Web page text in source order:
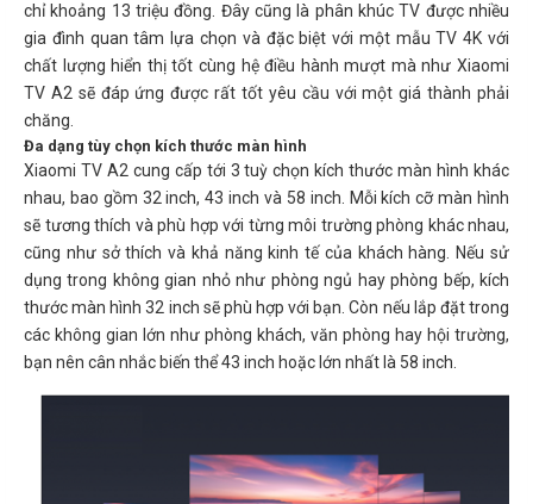
chỉ khoảng 13 triệu đồng. Đây cũng là phân khúc TV được nhiều
gia đình quan tâm lựa chọn và đặc biệt với một mẫu TV 4K với
chất lượng hiển thị tốt cùng hệ điều hành mượt mà như Xiaomi
TV A2 sẽ đáp ứng được rất tốt yêu cầu với một giá thành phải
chăng.
Đa dạng tùy chọn kích thước màn hình
Xiaomi TV A2 cung cấp tới 3 tuỳ chọn kích thước màn hình khác
nhau, bao gồm 32 inch, 43 inch và 58 inch. Mỗi kích cỡ màn hình
sẽ tương thích và phù hợp với từng môi trường phòng khác nhau,
cũng như sở thích và khả năng kinh tế của khách hàng. Nếu sử
dụng trong không gian nhỏ như phòng ngủ hay phòng bếp, kích
thước màn hình 32 inch sẽ phù hợp với bạn. Còn nếu lắp đặt trong
các không gian lớn như phòng khách, văn phòng hay hội trường,
bạn nên cân nhắc biến thể 43 inch hoặc lớn nhất là 58 inch.